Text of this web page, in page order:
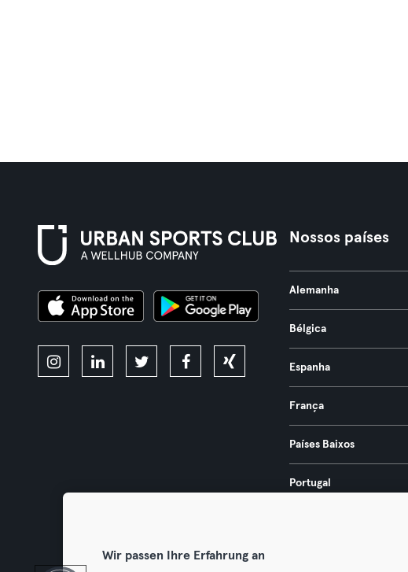
Nossos países
Alemanha
Bélgica
Espanha
França
Países Baixos
Portugal
Wir passen Ihre Erfahrung an